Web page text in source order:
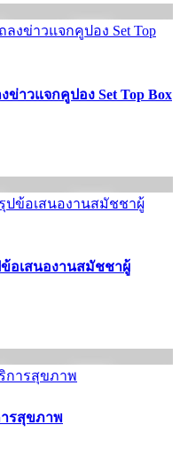
ข่าวแจกคูปอง Set Top Box
ข้อเสนองานสมัชชาผู้
ารสุขภาพ